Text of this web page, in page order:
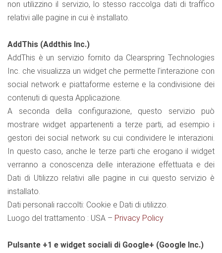
non utilizzino il servizio, lo stesso raccolga dati di traffico
relativi alle pagine in cui è installato.
AddThis (Addthis Inc.)
AddThis è un servizio fornito da Clearspring Technologies
Inc. che visualizza un widget che permette l'interazione con
social network e piattaforme esterne e la condivisione dei
contenuti di questa Applicazione.
A seconda della configurazione, questo servizio può
mostrare widget appartenenti a terze parti, ad esempio i
gestori dei social network su cui condividere le interazioni.
In questo caso, anche le terze parti che erogano il widget
verranno a conoscenza delle interazione effettuata e dei
Dati di Utilizzo relativi alle pagine in cui questo servizio è
installato.
Dati personali raccolti: Cookie e Dati di utilizzo.
Luogo del trattamento : USA – Privacy Policy
Pulsante +1 e widget sociali di Google+ (Google Inc.)